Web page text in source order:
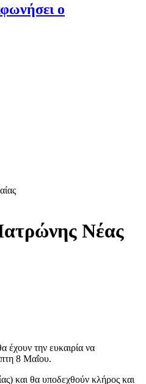
ο
Νέας
την ευκαιρία να
8 Μαΐου.
και θα υποδεχθούν κλήρος και